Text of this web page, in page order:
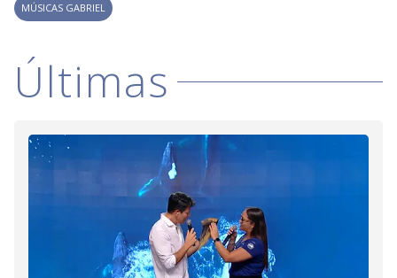
i
d
e
o
d
o
MÚSICAS GABRIEL
Últimas